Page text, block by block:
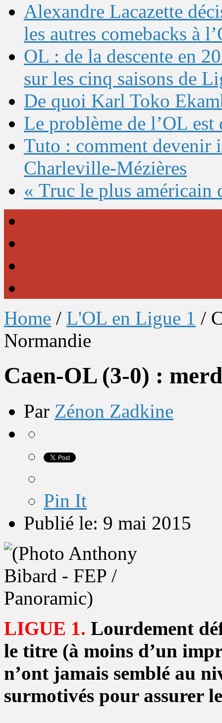
Alexandre Lacazette
les autres comebacks à
OL : de la descente en
sur les cinq saisons de
De quoi Karl Toko
Le problème de l’OL
Tuto : comment devenir
Charleville-Mézières
« Truc le plus américain
Home / L'OL en Ligue 1 /
Normandie
Caen-OL (3-0) :
Par Zénon Zadkine
Pin It
Publié le: 9 mai 2015
LIGUE 1. Lourdement
le titre (à moins d’un
n’ont jamais semblé au
surmotivés pour assurer